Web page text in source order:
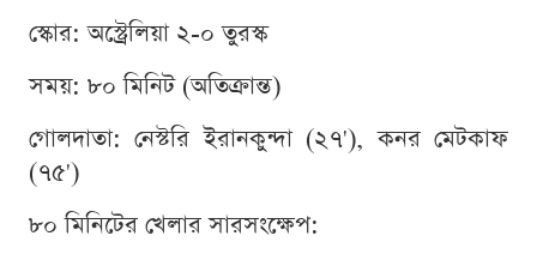
স্কোর: অস্ট্রেলিয়া ২-০ তুরস্ক
সময়: ৮০ মিনিট (অতিক্রান্ত)
গোলদাতা: নেস্টরি ইরানকুন্দা (২৭'), কনর মেটকাফ
(৭৫')
৮০ মিনিটের খেলার সারসংক্ষেপ: